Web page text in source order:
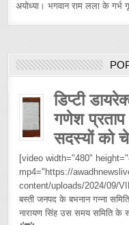
अयोध्या। भगवान राम लला के गर्भ
डिप्टी
गणेश प्रताप
सदस्यों को
[video width="480"
mp4="https://
content/uploads/2024/09/
बस्ती जनपद के बभनान गन्ना
नारायण सिंह उस समय समिति के